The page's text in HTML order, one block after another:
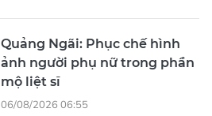
Quảng Ngãi: Phục chế hình
ảnh người phụ nữ trong phần
mộ liệt sĩ
06/08/2026 06:55